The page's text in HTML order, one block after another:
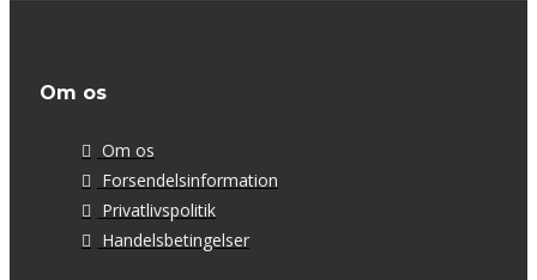
Om os
Om os
Forsendelsinformation
Privatlivspolitik
Handelsbetingelser